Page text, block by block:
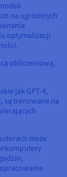
na ogromnych
optymalizacji
obliczeniową,
jak GPT-4,
są trenowane na
może